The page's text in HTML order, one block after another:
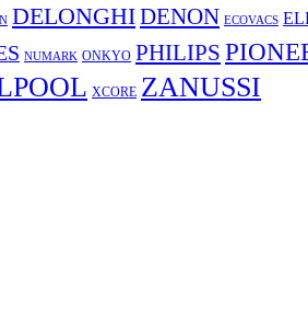
DELONGHIDENON ECOVACS
NUMARK ONKYO PHILIPS
XCORE ZANUSSI